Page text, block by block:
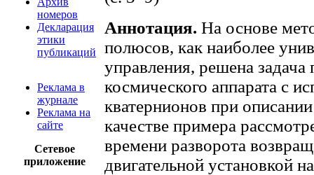
номеров
Декларация
этики
публикаций
Реклама в
журнале
Реклама на
сайте
Сетевое
приложение
Аннотация. На основе
полюсов, как наиболее
управления, решена
космического аппарата с
кватернионов при
качестве примера
времени разворота
двигательной установкой